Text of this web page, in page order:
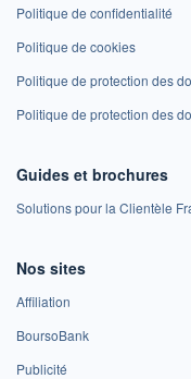
Politique de confidentialité
Politique de cookies
Politique de protection des
Politique de protection des
Guides et brochures
Solutions pour la Clientèle
Nos sites
Affiliation
BoursoBank
Publicité